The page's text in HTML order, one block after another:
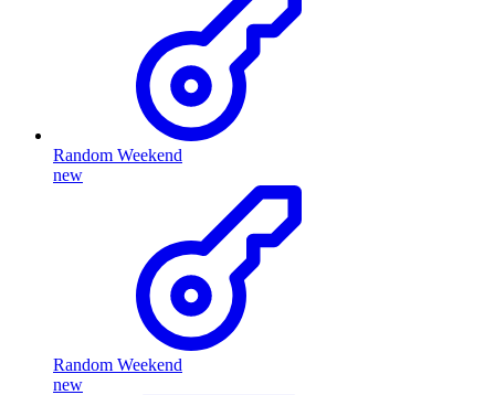
Random Weekend
new
Random Weekend
new